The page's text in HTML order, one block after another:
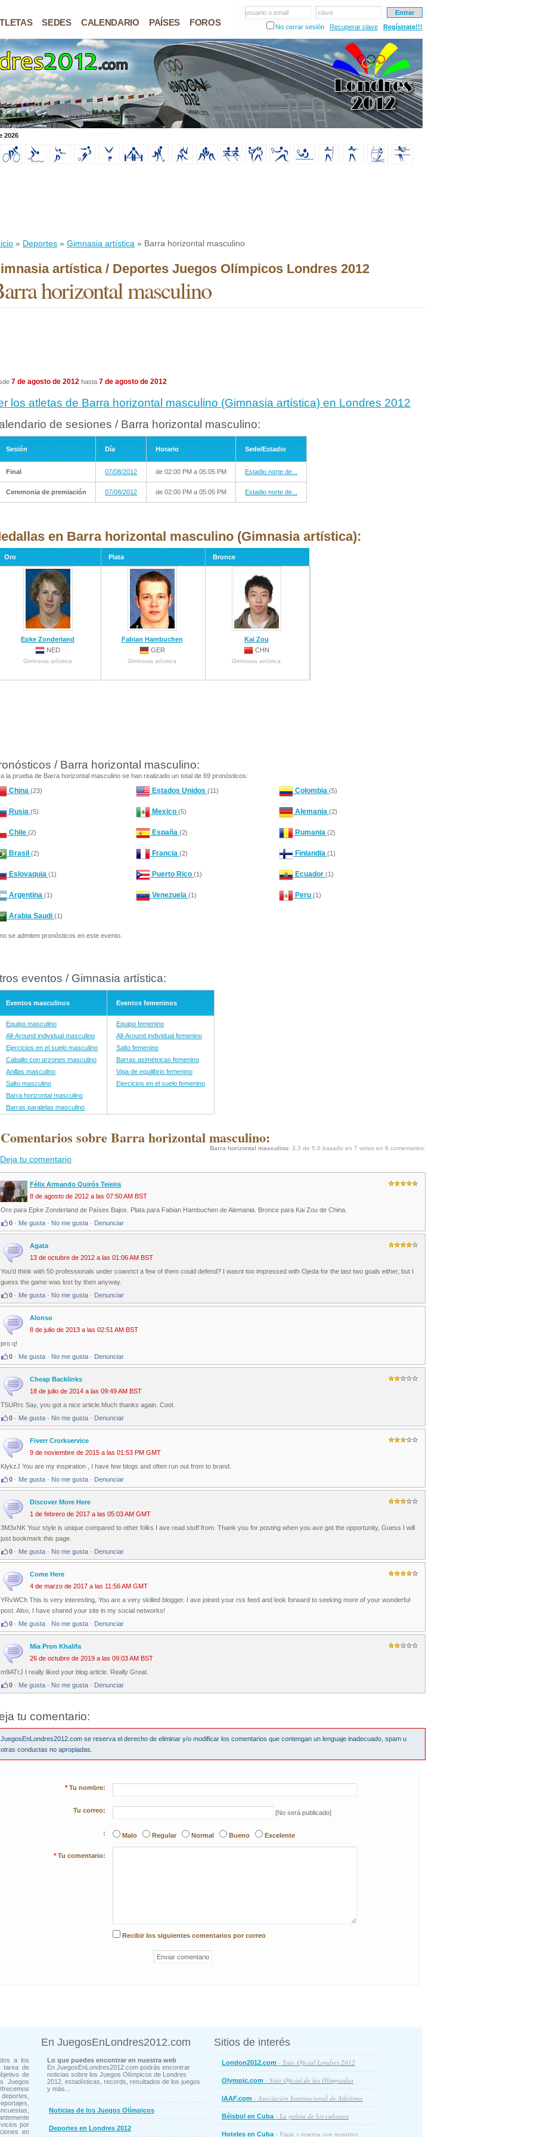
SEDES CALENDARIO PAÍSES FOROS
usuario o email
clave
No cerrar sesión
Recuperar clave Regístrate!!!
2026
» Deportes » Gimnasia artística » Barra horizontal masculino
artística / Deportes Juegos Olímpicos Londres 2012
horizontal masculino
7 de agosto de 2012 hasta 7 de agosto de 2012
los atletas de Barra horizontal masculino (Gimnasia artística) en Londres 2012
de sesiones / Barra horizontal masculino:
Sesión Día Horario Sede/Estadio
Final 07/08/2012 de 02:00 PM a 05:05 PM Estadio norte de...
Ceremonia de premiación 07/08/2012 de 02:00 PM a 05:05 PM Estadio norte de...
en Barra horizontal masculino (Gimnasia artística):
Oro Plata Bronce
Epke Zonderland
NED
Gimnasia artística
Fabian Hambuchen
GER
Gimnasia artística
Kai Zou
CHN
Gimnasia artística
/ Barra horizontal masculino:
la prueba de Barra horizontal masculino se han realizado un total de 69 pronósticos:
China (23) Estados Unidos (11) Colombia (5)
Rusia (5) Mexico (5) Alemania (2)
Chile (2) España (2) Rumania (2)
Brasil (2) Francia (2) Finlandia (1)
Eslovaquia (1) Puerto Rico (1) Ecuador (1)
Argentina (1) Venezuela (1) Peru (1)
Arabia Saudi (1)
se admiten pronósticos en este evento.
eventos / Gimnasia artística:
Eventos masculinos Eventos femeninos
Equipo masculino
All-Around individual masculino
Ejercicios en el suelo masculino
Caballo con arzones masculino
Anillas masculino
Salto masculino
Barra horizontal masculino
Barras paralelas masculino
Equipo femenino
All-Around individual femenino
Salto femenino
Barras asimétricas femenino
Viga de equilibrio femenino
Ejercicios en el suelo femenino
sobre Barra horizontal masculino:
Barra horizontal masculino: 3.3 de 5.0 basado en 7 votos en 8 comentarios.
Deja tu comentario
Félix Armando Quirós Tejeira
8 de agosto de 2012 a las 07:50 AM BST
Oro para Epke Zonderland de Países Bajos. Plata para Fabian Hambuchen de Alemania. Bronce para Kai Zou de China.
0 · Me gusta · No me gusta · Denunciar
Agata
13 de octubre de 2012 a las 01:06 AM BST
You'd think with 50 professionals under coanrtct a few of them could defend? I wasnt too impressed with Ojeda for the last two goals either, but I
guess the game was lost by then anyway.
0 · Me gusta · No me gusta · Denunciar
Alonso
8 de julio de 2013 a las 02:51 AM BST
pro q!
0 · Me gusta · No me gusta · Denunciar
Cheap Backlinks
18 de julio de 2014 a las 09:49 AM BST
T5URrc Say, you got a nice article.Much thanks again. Cool.
0 · Me gusta · No me gusta · Denunciar
Fiverr Crorkservice
9 de noviembre de 2015 a las 01:53 PM GMT
KlykzJ You are my inspiration , I have few blogs and often run out from to brand.
0 · Me gusta · No me gusta · Denunciar
Discover More Here
1 de febrero de 2017 a las 05:03 AM GMT
3M3xNK Your style is unique compared to other folks I ave read stuff from. Thank you for posting when you ave got the opportunity, Guess I will
just bookmark this page.
0 · Me gusta · No me gusta · Denunciar
Come Here
4 de marzo de 2017 a las 11:56 AM GMT
YRvWCh This is very interesting, You are a very skilled blogger. I ave joined your rss feed and look forward to seeking more of your wonderful
post. Also, I have shared your site in my social networks!
0 · Me gusta · No me gusta · Denunciar
Mia Pron Khalifa
26 de octubre de 2019 a las 09:03 AM BST
m9ATrJ I really liked your blog article. Really Great.
0 · Me gusta · No me gusta · Denunciar
tu comentario:
JuegosEnLondres2012.com se reserva el derecho de eliminar y/o modificar los comentarios que contengan un lenguaje inadecuado, spam u
otras conductas no apropiadas.
* Tu nombre:
Tu correo: [No será publicado]
: Malo Regular Normal Bueno Excelente
* Tu comentario:
Recibir los siguientes comentarios por correo
a los
tarea de
de
Juegos
por
en
En JuegosEnLondres2012.com
Lo que puedes encontrar en nuestra web
En JuegosEnLondres2012.com podrás encontrar
noticias sobre los Juegos Olímpicos de Londres
2012, estadísticas, records, resultados de los juegos
y más...
Noticias de los Juegos Olímpicos
Deportes en Londres 2012
Sitios de interés
London2012.com - Sitio Oficial Londres 2012
Olympic.com - Sitio Oficial de las Olimpiadas
IAAF.com - Asociación Internacional de Atletismo
Béisbol en Cuba- La pelota de los cubanos
Hoteles en Cuba- Viaja y reserva con nosotros